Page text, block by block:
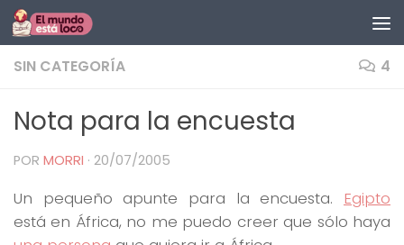
Saltar al contenido
SIN CATEGORÍA 4
Nota para la encuesta
POR MORRI · 20/07/2005
Un pequeño apunte para la encuesta. Egipto
está en África, no me puedo creer que sólo haya